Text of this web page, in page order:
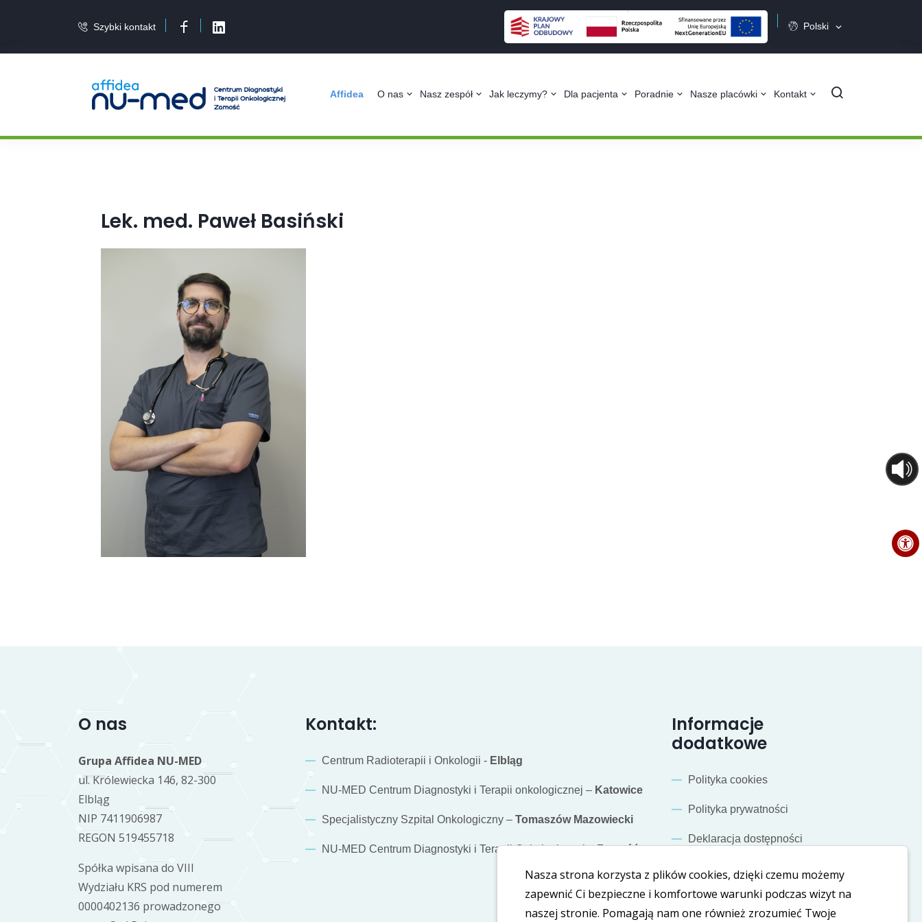
Szybki kontakt
Polski
Affidea O nas Nasz zespół Jak leczymy? Dla pacjenta Poradnie Nasze placówki Kontakt
Lek. med. Paweł Basiński
O nas
Grupa Affidea NU-MED
ul. Królewiecka 146, 82-300
Elbląg
NIP 7411906987
REGON 519455718
Spółka wpisana do VIII
Wydziału KRS pod numerem
0000402136 prowadzonego
Kontakt:
Centrum Radioterapii i Onkologii - Elbląg
NU-MED Centrum Diagnostyki i Terapii onkologicznej – Katowice
Specjalistyczny Szpital Onkologiczny – Tomaszów Mazowiecki
NU-MED Centrum Diagnostyki i Terapii Onkologicznej –Zamość
Informacje
dodatkowe
Polityka cookies
Polityka prywatności
Deklaracja dostępności
Nasze social media
Nasza strona korzysta z plików cookies, dzięki czemu możemy
zapewnić Ci bezpieczne i komfortowe warunki podczas wizyt na
naszej stronie. Pomagają nam one również zrozumieć Twoje